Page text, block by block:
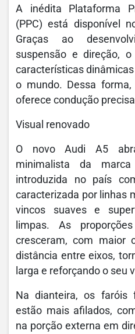
A inédita Plataforma
(PPC) está disponível
Graças ao
suspensão e direção,
características
o mundo. Dessa
oferece condução
Visual renovado
O novo Audi A5
minimalista da
introduzida no país
caracterizada por linhas
vincos suaves e
limpas. As
cresceram, com maior
distância entre eixos,
larga e reforçando o seu
Na dianteira, os faróis
estão mais afilados,
na porção externa em